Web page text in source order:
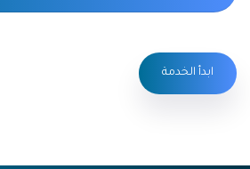
ابدأ الخدمة